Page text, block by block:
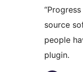
source
people
plugin.